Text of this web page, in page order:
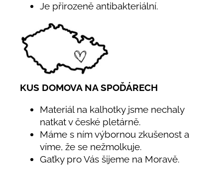
Je přirozeně antibakteriální.
KUS DOMOVA NA SPOĎÁRECH
Materiál na kalhotky jsme nechaly
natkat v české pletárně.
Máme s ním výbornou zkušenost a
víme, že se nežmolkuje.
Gaťky pro Vás šijeme na Moravě.